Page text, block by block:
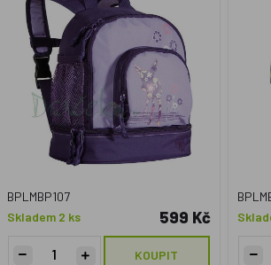
BPLMBP107
Skladem 2 ks
599 Kč
KOUPIT